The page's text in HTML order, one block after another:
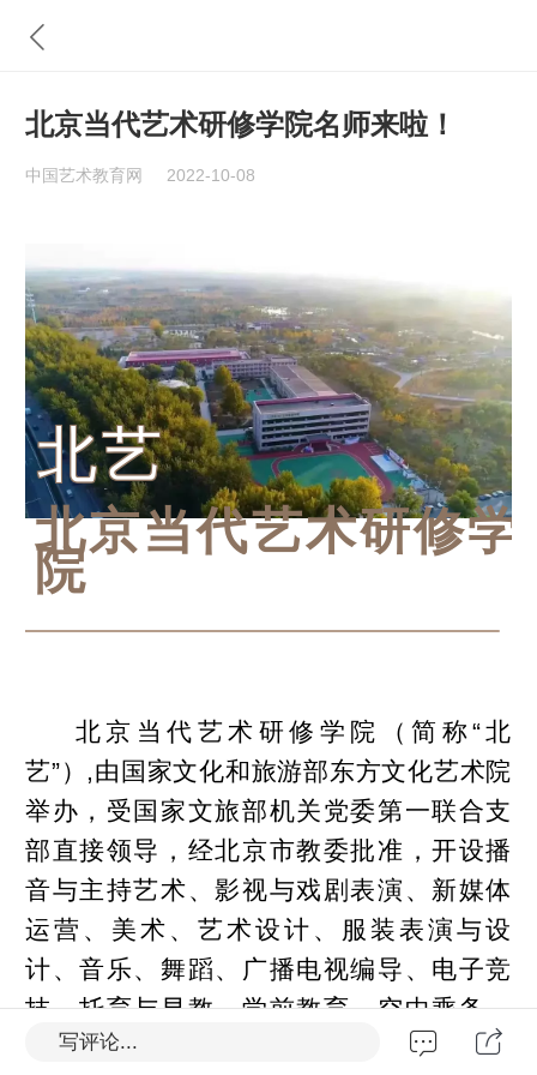
北京当代艺术研修学院名师来啦！
中国艺术教育网 2022-10-08
北艺
北京当代艺术研修学
院
北京当代艺术研修学院（简称“北
艺”）,由国家文化和旅游部东方文化艺术院
举办，受国家文旅部机关党委第一联合支
部直接领导，经北京市教委批准，开设播
音与主持艺术、影视与戏剧表演、新媒体
运营、美术、艺术设计、服装表演与设
计、音乐、舞蹈、广播电视编导、电子竞
技、托育与早教、学前教育、空中乘务、
民航服务与管理（地勤）及飞行技术等15
写评论...